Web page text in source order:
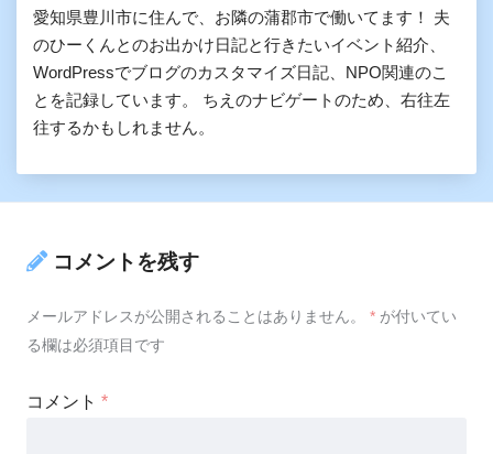
愛知県豊川市に住んで、お隣の蒲郡市で働いてます！ 夫
のひーくんとのお出かけ日記と行きたいイベント紹介、
WordPressでブログのカスタマイズ日記、NPO関連のこ
とを記録しています。 ちえのナビゲートのため、右往左
往するかもしれません。
コメントを残す
メールアドレスが公開されることはありません。 * が付いてい
る欄は必須項目です
コメント *